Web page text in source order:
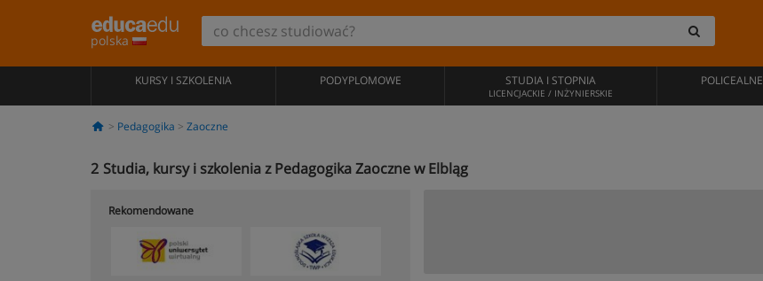
polska
KURSY I SZKOLENIA PODYPLOMOWE STUDIA I STOPNIA
LICENCJACKIE / INŻYNIERSKIE
POLICEALNE
Pedagogika Zaoczne
2 Studia, kursy i szkolenia z Pedagogika Zaoczne w Elbląg
Rekomendowane